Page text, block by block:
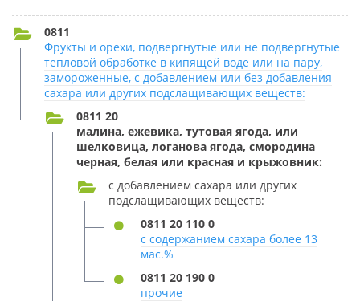
0811
Фрукты и орехи, подвергнутые или не подвергнутые
тепловой обработке в кипящей воде или на пару,
замороженные, с добавлением или без добавления
сахара или других подслащивающих веществ:
0811 20
малина, ежевика, тутовая ягода, или
шелковица, логанова ягода, смородина
черная, белая или красная и крыжовник:
с добавлением сахара или других
подслащивающих веществ:
0811 20 110 0
с содержанием сахара более 13
мас.%
0811 20 190 0
прочие